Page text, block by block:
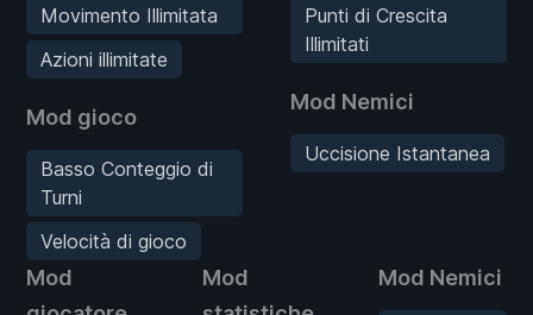
Movimento Illimitata
Azioni illimitate
Mod gioco
Basso Conteggio di
Turni
Velocità di gioco
Punti di Crescita
Illimitati
Mod Nemici
Uccisione Istantanea
Mod
Mod
Mod Nemici